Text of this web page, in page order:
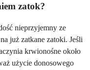
zatok?
nieprzyjemny ze
już zatkane zatoki. Jeśli
krwionośne około
użycie donosowego